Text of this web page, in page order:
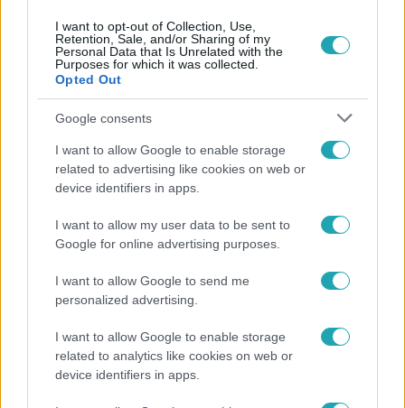
I want to opt-out of Collection, Use,
Retention, Sale, and/or Sharing of my
Personal Data that Is Unrelated with the
Purposes for which it was collected.
Opted Out
Google consents
I want to allow Google to enable storage
related to advertising like cookies on web or
device identifiers in apps.
I want to allow my user data to be sent to
Google for online advertising purposes.
I want to allow Google to send me
personalized advertising.
I want to allow Google to enable storage
related to analytics like cookies on web or
device identifiers in apps.
Népszerű
Életveszélyes fenyegetést kapott Majka, elmarad